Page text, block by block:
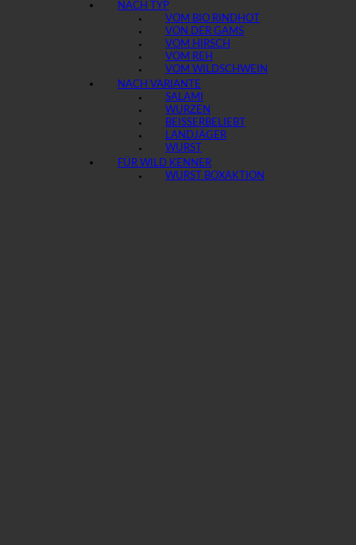
NACH TYP
VOM BIO RIND
VON DER GAMS
VOM HIRSCH
VOM REH
VOM WILDSCHWEIN
NACH VARIANTE
SALAMI
WURZEN
BEISSER
LANDJÄGER
WURST
FÜR WILD KENNER
WURST BOX